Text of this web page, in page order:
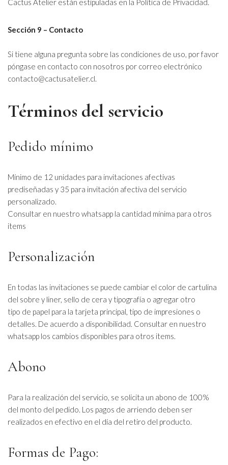
Cactus Atelier están estipuladas en la Política de Privacidad.
Sección 9 – Contacto
Si tiene alguna pregunta sobre las condiciones de uso, por favor
póngase en contacto con nosotros por correo electrónico
contacto@cactusatelier.cl.
Términos del servicio
Pedido mínimo
Mínimo de 12 unidades para invitaciones afectivas
prediseñadas y 35 para invitación afectiva del servicio
personalizado.
Consultar en nuestro whatsapp la cantidad mínima para otros
items
Personalización
En todas las invitaciones se puede cambiar el color de cartulina
del sobre y liner, sello de cera y tipografía o agregar otro
tipo de papel para la tarjeta principal, tipo de impresiones o
detalles. De acuerdo a disponibilidad. Consultar en nuestro
whatsapp los cambios disponibles para otros items.
Abono
Para la realización del servicio, se solicita un abono de 100%
del monto del pedido. Los pagos de arriendo deben ser
realizados en efectivo en el día del retiro del producto.
Formas de Pago: